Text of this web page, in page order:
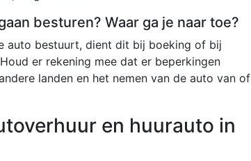
besturen? Waar ga je naar toe?
auto bestuurt, dient dit bij boeking of bij
er rekening mee dat er beperkingen
landen en het nemen van de auto van of
en huurauto in